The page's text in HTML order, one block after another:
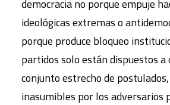
democracia no porque empuje
ideológicas extremas o
porque produce bloqueo
partidos solo están dispuestos
conjunto estrecho de
inasumibles por los adversarios